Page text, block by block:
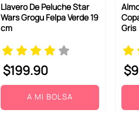
Llavero De Peluche Star
Wars Grogu Felpa Verde 19
cm
$199.90
A MI BOLSA
Gris
$